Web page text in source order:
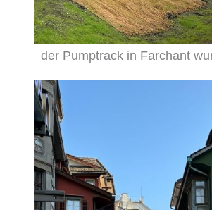
der Pumptrack in Farchant